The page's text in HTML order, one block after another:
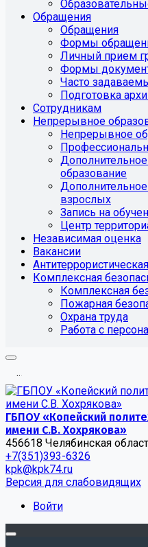
Обращения
Обращения
Формы
Личный прием
Формы
Часто
Подготовка
Сотрудникам
Непрерывное
Непрерывное
образование
взрослых
Запись на
Центр
Независимая оценка
Вакансии
Комплексная
Комплексная
Пожарная
Охрана труда
Работа с
...
ГБПОУ «Копейский
имени С.В. Хохрякова»
456618 Челябинская
+7(351)393-6326
kpk@kpk74.ru
Версия для слабовидящих
Войти